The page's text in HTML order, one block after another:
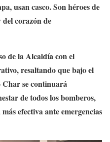
usan casco. Son héroes de
corazón de
de la Alcaldía con el
resaltando que bajo el
se continuará
de todos los bomberos,
efectiva ante emergencias